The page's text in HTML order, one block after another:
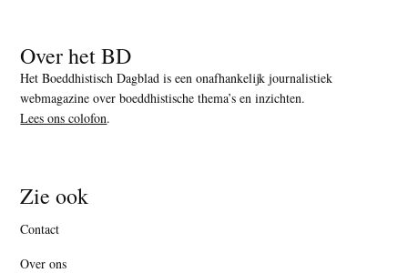
Over het BD
Het Boeddhistisch Dagblad is een onafhankelijk journalistiek
webmagazine over boeddhistische thema’s en inzichten.
Lees ons colofon.
Zie ook
Contact
Over ons